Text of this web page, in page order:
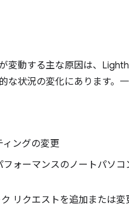
変動する主な原因は、
な状況の変化にあります。
ィングの変更
ォーマンスのノートパソ
リクエストを追加または